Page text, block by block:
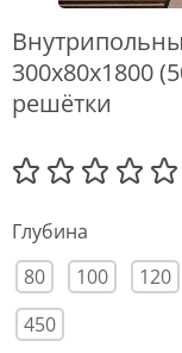
300x80x1800
решётки
Глубина
80
100 120
450